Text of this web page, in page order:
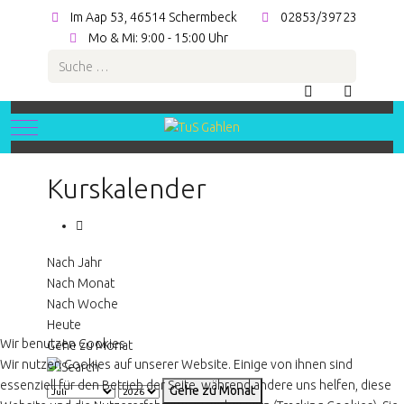
Im Aap 53, 46514 Schermbeck
02853/39723
Mo & Mi: 9:00 - 15:00 Uhr
Suchen
Mobile Menu Toggle
Kurskalender
Nach Jahr
Nach Monat
Nach Woche
Heute
Gehe zu Monat
Gehe zu Monat
Wir benutzen Cookies
Wir nutzen Cookies auf unserer Website. Einige von ihnen sind
essenziell für den Betrieb der Seite, während andere uns helfen, diese